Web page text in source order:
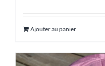
Ajouter au panier